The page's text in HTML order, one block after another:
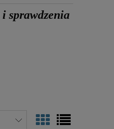
i sprawdzenia